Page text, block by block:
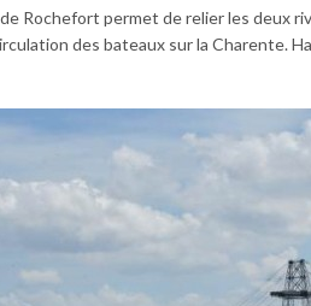
de Rochefort permet de relier les deux
des bateaux sur la Charente.